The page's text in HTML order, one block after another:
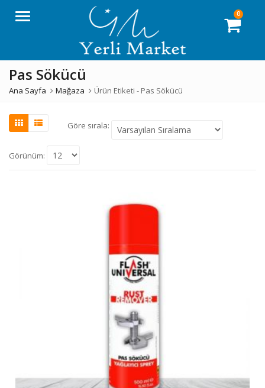
Menü 0
Pas Sökücü
Ana Sayfa Mağaza Ürün Etiketi - Pas Sökücü
Göre sırala:
Görünüm: